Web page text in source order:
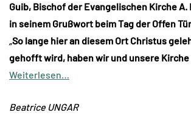
Guib, Bischof der Evangelischen Kirche A.
in seinem Grußwort beim Tag der Offen
„So lange hier an diesem Ort Christus
gehofft wird, haben wir und unsere Kirche
Weiterlesen…
Beatrice UNGAR